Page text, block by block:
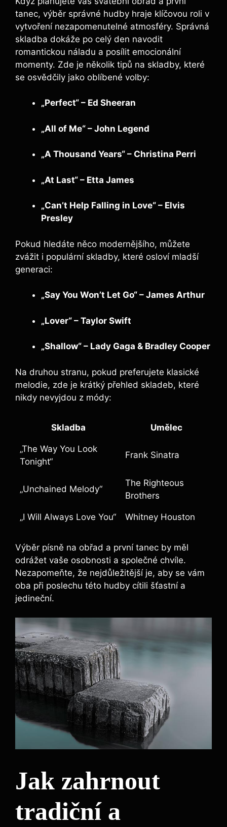
tanec, výběr správné hudby hraje klíčovou roli v
vytvoření nezapomenutelné atmosféry. Správná
skladba dokáže po celý den navodit
romantickou náladu a posílit emocionální
momenty. Zde je několik tipů na skladby, které
se osvědčily jako oblíbené volby:
„Perfect“ – Ed Sheeran
„All of Me“ – John Legend
„A Thousand Years“ – Christina Perri
„At Last“ – Etta James
„Can’t Help Falling in Love“ – Elvis
Presley
Pokud hledáte něco modernějšího, můžete
zvážit i populární skladby, které osloví mladší
generaci:
„Say You Won’t Let Go“ – James Arthur
„Lover“ – Taylor Swift
„Shallow“ – Lady Gaga & Bradley Cooper
Na druhou stranu, pokud preferujete klasické
melodie, zde je krátký přehled skladeb, které
nikdy nevyjdou z módy:
Skladba Umělec
„The Way You Look
Tonight“
Frank Sinatra
„Unchained Melody“
The Righteous
Brothers
„I Will Always Love You“ Whitney Houston
Výběr písně na obřad a první tanec by měl
odrážet vaše osobnosti a společné chvíle.
Nezapomeňte, že nejdůležitější je, aby se vám
oba při poslechu této hudby cítili šťastní a
jedineční.
Jak zahrnout
tradiční a